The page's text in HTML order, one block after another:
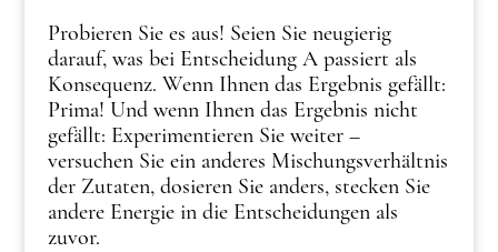
Probieren Sie es aus! Seien Sie neugierig
darauf, was bei Entscheidung A passiert als
Konsequenz. Wenn Ihnen das Ergebnis gefällt:
Prima! Und wenn Ihnen das Ergebnis nicht
gefällt: Experimentieren Sie weiter –
versuchen Sie ein anderes Mischungsverhältnis
der Zutaten, dosieren Sie anders, stecken Sie
andere Energie in die Entscheidungen als
zuvor.